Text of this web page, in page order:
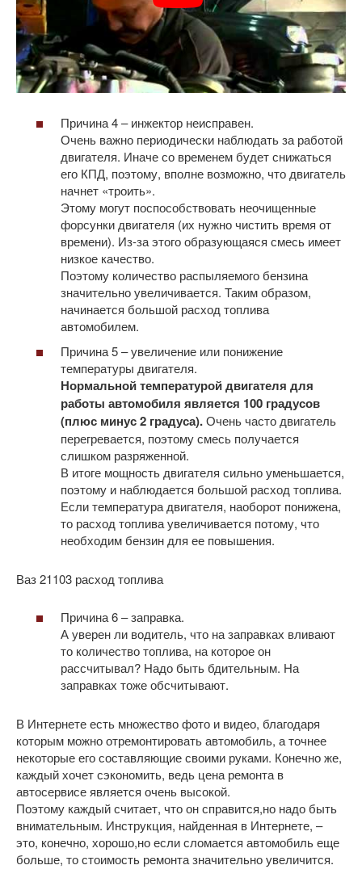
Причина 4 – инжектор неисправен.
Очень важно периодически наблюдать за работой
двигателя. Иначе со временем будет снижаться
его КПД, поэтому, вполне возможно, что двигатель
начнет «троить».
Этому могут поспособствовать неочищенные
форсунки двигателя (их нужно чистить время от
времени). Из-за этого образующаяся смесь имеет
низкое качество.
Поэтому количество распыляемого бензина
значительно увеличивается. Таким образом,
начинается большой расход топлива
автомобилем.
Причина 5 – увеличение или понижение
температуры двигателя.
Нормальной температурой двигателя для
работы автомобиля является 100 градусов
(плюс минус 2 градуса).Очень часто двигатель
перегревается, поэтому смесь получается
слишком разряженной.
В итоге мощность двигателя сильно уменьшается,
поэтому и наблюдается большой расход топлива.
Если температура двигателя, наоборот понижена,
то расход топлива увеличивается потому, что
необходим бензин для ее повышения.
Ваз 21103 расход топлива
Причина 6 – заправка.
А уверен ли водитель, что на заправках вливают
то количество топлива, на которое он
рассчитывал? Надо быть бдительным. На
заправках тоже обсчитывают.
В Интернете есть множество фото и видео, благодаря
которым можно отремонтировать автомобиль, а точнее
некоторые его составляющие своими руками. Конечно же,
каждый хочет сэкономить, ведь цена ремонта в
автосервисе является очень высокой.
Поэтому каждый считает, что он справится,но надо быть
внимательным. Инструкция, найденная в Интернете, –
это, конечно, хорошо,но если сломается автомобиль еще
больше, то стоимость ремонта значительно увеличится.